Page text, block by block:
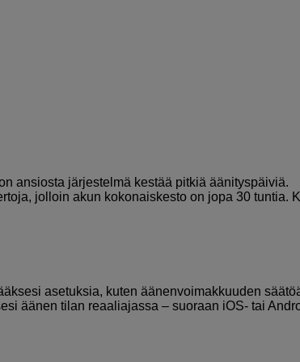
ansiosta järjestelmä kestää pitkiä äänityspäiviä.
jolloin akun kokonaiskesto on jopa 30 tuntia.
asetuksia, kuten äänenvoimakkuuden
äänen tilan reaaliajassa – suoraan iOS- tai